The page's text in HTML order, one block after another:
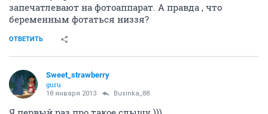
НГС.Форум SHE Мода и красота
Планирование беременности (часть 12)
257868 1000